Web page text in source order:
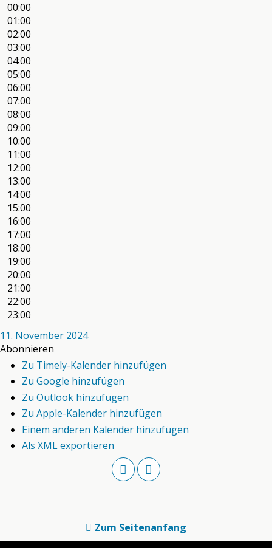
00:00
01:00
02:00
03:00
04:00
05:00
06:00
07:00
08:00
09:00
10:00
11:00
12:00
13:00
14:00
15:00
16:00
17:00
18:00
19:00
20:00
21:00
22:00
23:00
11. November 2024
Abonnieren
Zu Timely-Kalender hinzufügen
Zu Google hinzufügen
Zu Outlook hinzufügen
Zu Apple-Kalender hinzufügen
Einem anderen Kalender hinzufügen
Als XML exportieren
Zum Seitenanfang